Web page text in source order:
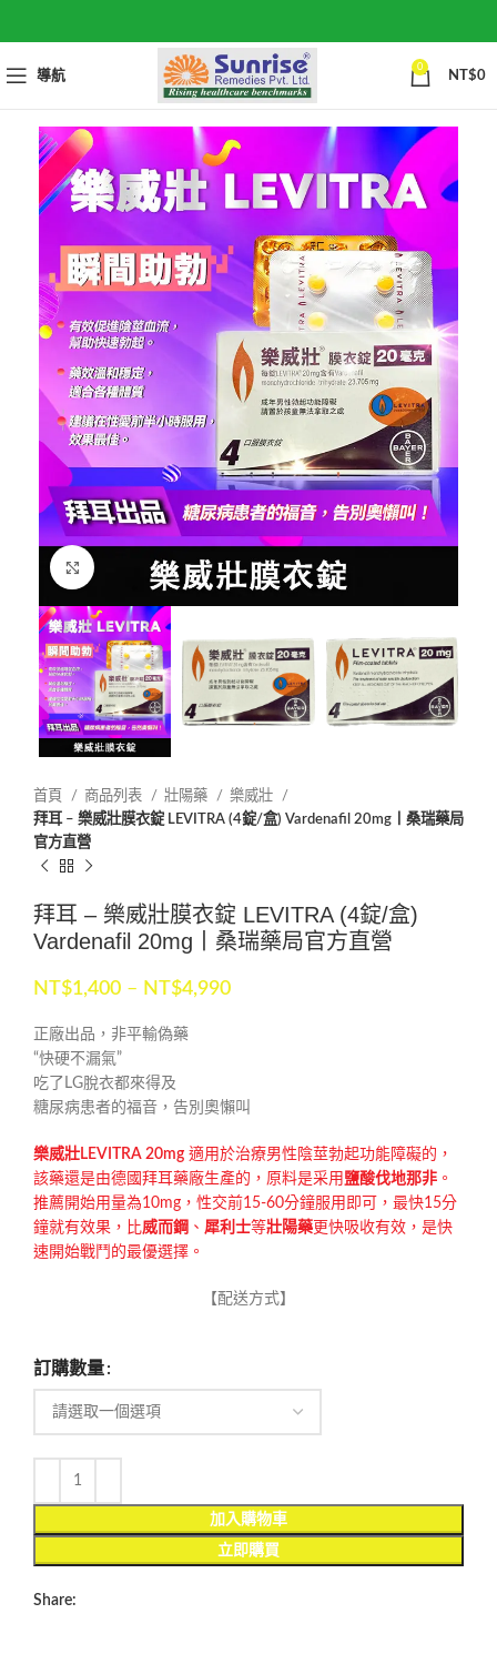
導航
0
NT$0
Click to enlarge
首頁 商品列表 壯陽藥
樂威壯
拜耳 – 樂威壯膜衣錠 LEVITRA (4錠/盒) Vardenafil 20mg丨桑瑞藥局
官方直營
拜耳 – 樂威壯膜衣錠 LEVITRA (4錠/盒)
Vardenafil 20mg丨桑瑞藥局官方直營
NT$1,400 – NT$4,990
正廠出品，非平輸偽藥
“快硬不漏氣”
吃了LG脫衣都來得及
糖尿病患者的福音，告別奧懶叫
樂威壯LEVITRA 20mg 適用於治療男性陰莖勃起功能障礙的，
該藥還是由德國拜耳藥廠生產的，原料是采用 鹽酸伐地那非 。
推薦開始用量為10mg，性交前15-60分鐘服用即可，最快15分
鐘就有效果，比威而鋼 、 犀利士等壯陽藥更快吸收有效，是快
速開始戰鬥的最優選擇。
【配送方式】
訂購數量
加入購物車
立即購買
Share: